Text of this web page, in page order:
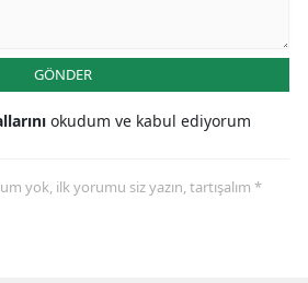
GÖNDER
okudum ve kabul ediyorum
yok, ilk yorumu siz yazın, tartışalım *